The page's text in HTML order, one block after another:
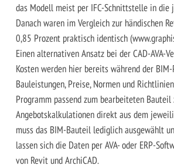
das Modell meist per IFC-Schnittstelle in die
Danach waren im Vergleich zur händischen
0,85 Prozent praktisch identisch
Einen alternativen Ansatz bei der CAD-
Kosten werden hier bereits während der
Bauleistungen, Preise, Normen und
Programm passend zum bearbeiteten
Angebotskalkulationen direkt aus dem
muss das BIM-Bauteil lediglich ausgewählt
lassen sich die Daten per AVA- oder ERP-
von Revit und ArchiCAD.